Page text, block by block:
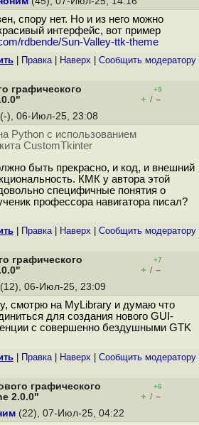
спору нет. Но и из него можно
интерфейс, вот пример
rdbende/Sun-Valley-ttk-theme
Правка| Наверх Cообщить модератору
графического
+9
+ / –
(-), 06-Июл-25, 23:08
Python с использованием
CustomTkinter
быть прекрасно, и код, и внешний
КМК у автора этой
специфичные понятия о
профессора навигатора писал?
Правка| Наверх Cообщить модератору
графического
+7
+ / –
(12), 06-Июл-25, 23:09
смотрю на MyLibrary и думаю что
для создания нового GUI-
с совершенно бездушными GTK
Правка| Наверх Cообщить модератору
графического
2.0.0"
+6
+ / –
(22), 07-Июл-25, 04:22